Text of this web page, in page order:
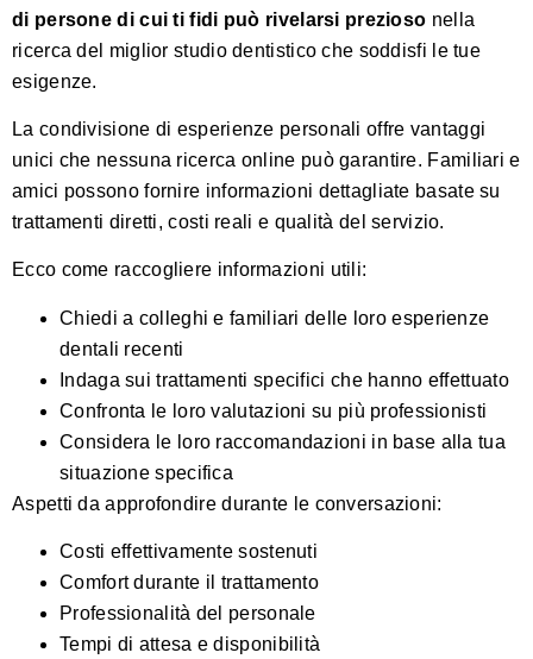
di persone di cui ti fidi può rivelarsi prezioso nella
ricerca del miglior studio dentistico che soddisfi le tue
esigenze.
La condivisione di esperienze personali offre vantaggi
unici che nessuna ricerca online può garantire. Familiari e
amici possono fornire informazioni dettagliate basate su
trattamenti diretti, costi reali e qualità del servizio.
Ecco come raccogliere informazioni utili:
Chiedi a colleghi e familiari delle loro esperienze
dentali recenti
Indaga sui trattamenti specifici che hanno effettuato
Confronta le loro valutazioni su più professionisti
Considera le loro raccomandazioni in base alla tua
situazione specifica
Aspetti da approfondire durante le conversazioni:
Costi effettivamente sostenuti
Comfort durante il trattamento
Professionalità del personale
Tempi di attesa e disponibilità